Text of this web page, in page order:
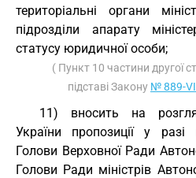
територіальні органи
підрозділи апарату
статусу юридичної особи;
( Пункт 10 частини другої
підставі Закону № 889-
11) вносить на
України пропозиції у разі
Голови Верховної Ради
Голови Ради міністрів